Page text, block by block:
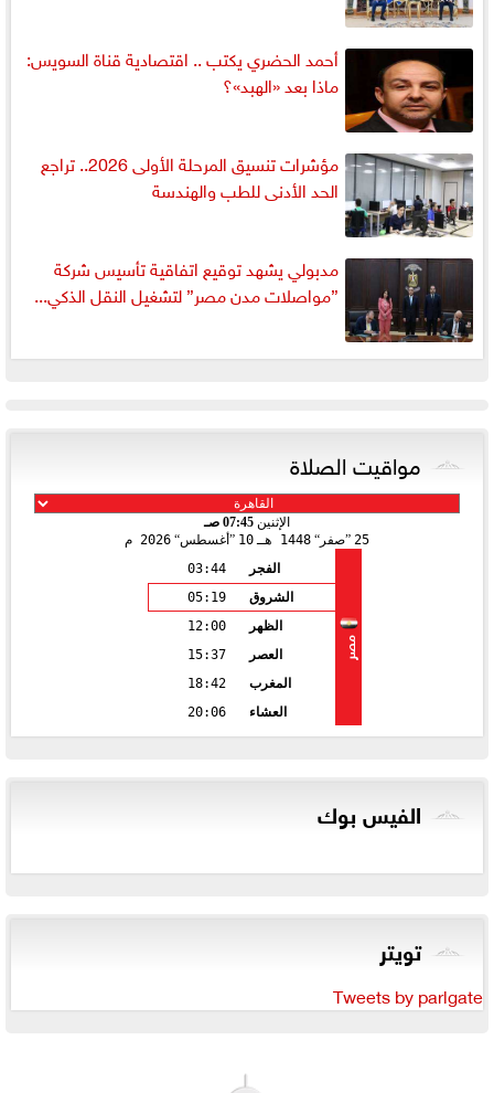
أحمد الحضري يكتب .. اقتصادية قناة السويس:
ماذا بعد «الهبد»؟
مؤشرات تنسيق المرحلة الأولى 2026.. تراجع
الحد الأدنى للطب والهندسة
مدبولي يشهد توقيع اتفاقية تأسيس شركة
”مواصلات مدن مصر” لتشغيل النقل الذكي...
مواقيت الصلاة
الإثنين 07:45 صـ
25 صفر 1448 هـ 10 أغسطس 2026 م
مصر
الفجر
03:44
الشروق
05:19
الظهر
12:00
العصر
15:37
المغرب
18:42
العشاء
20:06
الفيس بوك
تويتر
Tweets by parlgate